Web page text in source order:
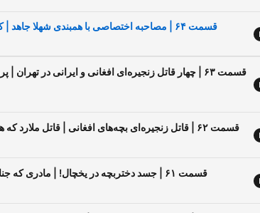
قسمت ۶۴ | مصاحبه اختصاصی با همبندی شهلا جاهد | کلید ابهامات پرونده شهلا
قسمت ۶۳ | چهار قاتل زنجیره‌ای افغانی و ایرانی در
قسمت ۶۲ | قاتل زنجیره‌ای بچه‌های افغانی | قاتل ملارد که هیچ‌کس او را نمی‌شناسد
قسمت ۶۱ | جسد دختربچه در یخچال! | مادری که جنازه دخترش را دفن نکرد